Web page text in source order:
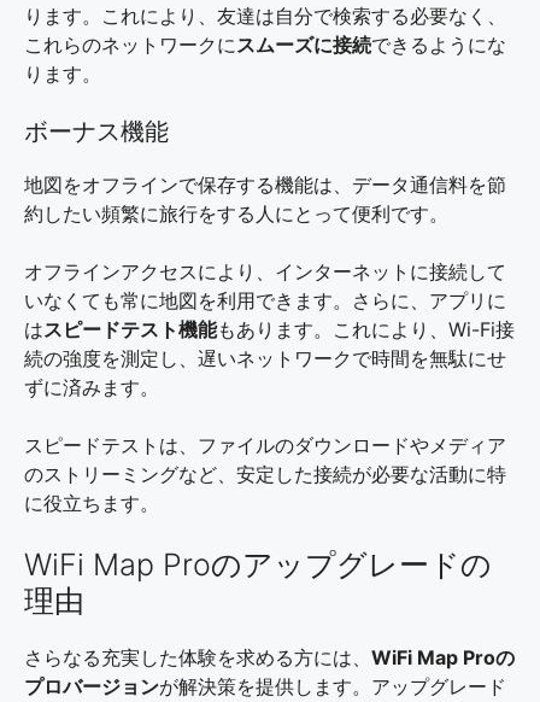
ります。これにより、友達は自分で検索する必要なく、
これらのネットワークにスムーズに接続できるようにな
ります。
ボーナス機能
地図をオフラインで保存する機能は、データ通信料を節
約したい頻繁に旅行をする人にとって便利です。
オフラインアクセスにより、インターネットに接続して
いなくても常に地図を利用できます。さらに、アプリに
はスピードテスト機能もあります。これにより、Wi-Fi接
続の強度を測定し、遅いネットワークで時間を無駄にせ
ずに済みます。
スピードテストは、ファイルのダウンロードやメディア
のストリーミングなど、安定した接続が必要な活動に特
に役立ちます。
WiFi Map Proのアップグレードの
理由
さらなる充実した体験を求める方には、 WiFi Map Proの
プロバージョンが解決策を提供します。アップグレード